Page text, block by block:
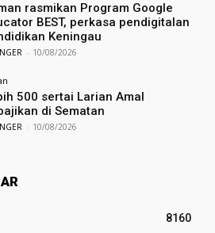
rasmikan Program Google
BEST, perkasa pendigitalan
Keningau
- 10/08/2026
500 sertai Larian Amal
di Sematan
- 10/08/2026
8160